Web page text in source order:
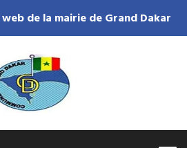
de la mairie de Grand Dakar